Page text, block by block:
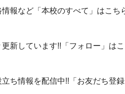
報など「本校のすべて」はこち
新しています!!「フォロー」は
ち情報を配信中!!「お友だち登